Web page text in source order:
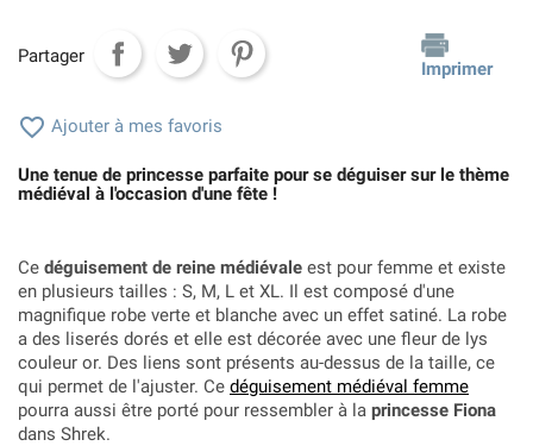
Partager
Imprimer
 Ajouter à mes favoris
Une tenue de princesse parfaite pour se déguiser sur le thème
médiéval à l'occasion d'une fête !
Ce déguisement de reine médiévale est pour femme et existe
en plusieurs tailles : S, M, L et XL. Il est composé d'une
magnifique robe verte et blanche avec un effet satiné. La robe
a des liserés dorés et elle est décorée avec une fleur de lys
couleur or. Des liens sont présents au-dessus de la taille, ce
qui permet de l'ajuster. Ce déguisement médiéval femme
pourra aussi être porté pour ressembler à la princesse Fiona
dans Shrek.